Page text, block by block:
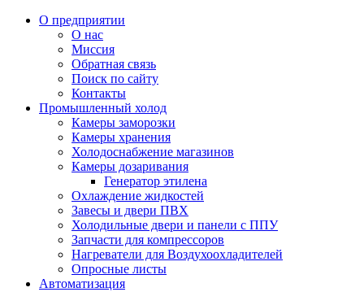
О предприятии
О нас
Миссия
Обратная связь
Поиск по сайту
Контакты
Промышленный холод
Камеры заморозки
Камеры хранения
Холодоснабжение магазинов
Камеры дозаривания
Генератор этилена
Oхлаждениe жидкостей
Завесы и двери ПВХ
Холодильные двери и панели с ППУ
Запчасти для компрессоров
Нагреватели для Воздухоохладителей
Опросные листы
Автоматизация